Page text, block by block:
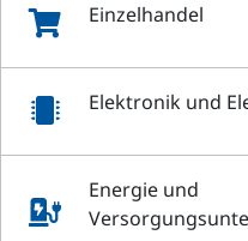
 Einzelhandel
 Elektronik und

Energie und